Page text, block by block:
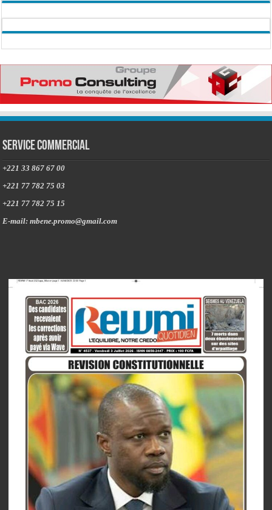
Service commercial
+221 33 867 67 00
+221 77 782 75 03
+221 77 782 75 15
E-mail: mbene.promo@gmail.com